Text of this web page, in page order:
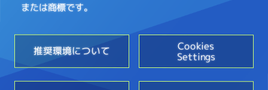
または商標です。
推奨環境について Cookies
Settings